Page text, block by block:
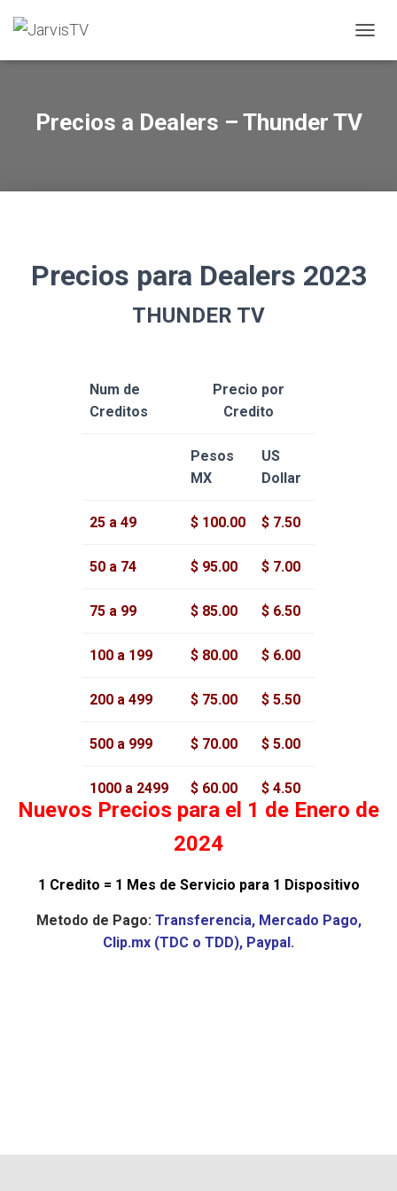
Precios a Dealers – Thunder TV
Precios para Dealers 2023
THUNDER TV
Num de
Creditos
Precio por
Credito
Pesos
MX
US
Dollar
25 a 49 $ 100.00 $ 7.50
50 a 74 $ 95.00 $ 7.00
75 a 99 $ 85.00 $ 6.50
100 a 199 $ 80.00 $ 6.00
200 a 499 $ 75.00 $ 5.50
500 a 999 $ 70.00 $ 5.00
1000 a 2499 $ 60.00 $ 4.50
Nuevos Precios para el 1 de Enero de
2024
1 Credito = 1 Mes de Servicio para 1 Dispositivo
Metodo de Pago: Transferencia, Mercado Pago,
Clip.mx (TDC o TDD), Paypal.